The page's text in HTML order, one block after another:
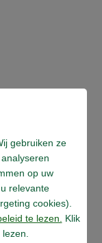
gebruiken ze
op uw
relevante
cookies).
te lezen.
Klik